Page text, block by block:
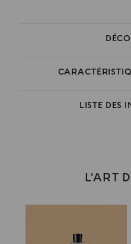
LISTE DES
L'ART